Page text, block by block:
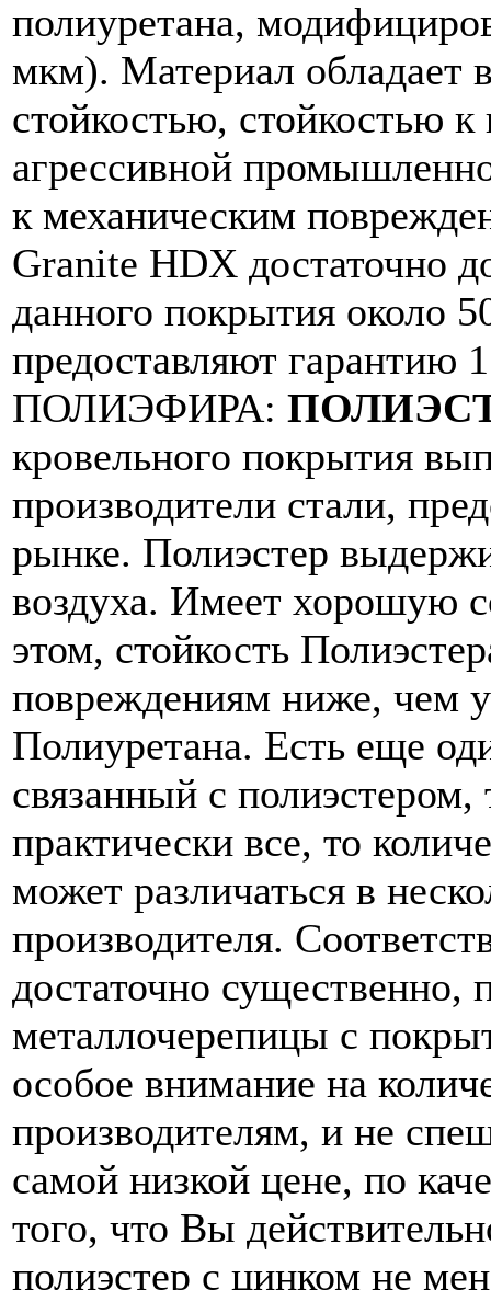
полиуретана,
мкм). Материал обладает
стойкостью, стойкостью
агрессивной
к механическим
Granite HDX достаточно
данного покрытия около
предоставляют гарантию
ПОЛИЭФИРА:
кровельного покрытия
производители стали,
рынке. Полиэстер
воздуха. Имеет хорошую
этом, стойкость
повреждениям ниже, чем
Полиуретана. Есть еще
связанный с полиэстером,
практически все, то
может различаться в
производителя.
достаточно существенно,
металлочерепицы с
особое внимание на
производителям, и не
самой низкой цене, по
того, что Вы
полиэстер с цинком не